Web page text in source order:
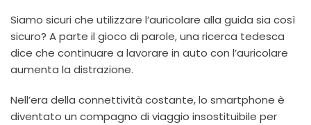
Siamo sicuri che utilizzare l’auricolare alla guida sia così
sicuro? A parte il gioco di parole, una ricerca tedesca
dice che continuare a lavorare in auto con l’auricolare
aumenta la distrazione.
Nell’era della connettività costante, lo smartphone è
diventato un compagno di viaggio insostituibile per